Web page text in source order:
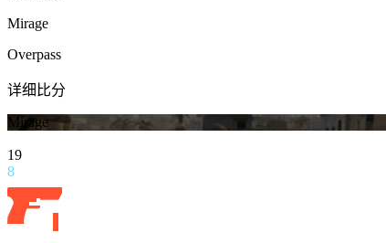
Mirage
Overpass
详细比分
Mirage
19
8